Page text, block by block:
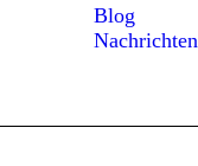
Blog
Nachrichten